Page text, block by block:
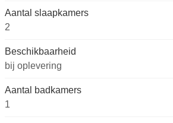
Aantal slaapkamers
2
Beschikbaarheid
bij oplevering
Aantal badkamers
1